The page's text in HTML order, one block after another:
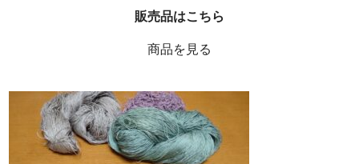
販売品はこちら
商品を見る